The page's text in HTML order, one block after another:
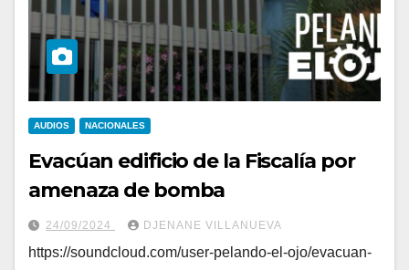
AUDIOS NACIONALES
Evacúan edificio de la Fiscalía por
amenaza de bomba
24/09/2024 DJENANE VILLANUEVA
https://soundcloud.com/user-pelando-el-ojo/evacuan-